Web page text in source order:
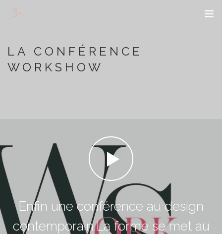
SEARCH SITE
LA CONFÉRENCE
WORKSHOW
Enfin une conférence au design
contemporain.La forme se met au